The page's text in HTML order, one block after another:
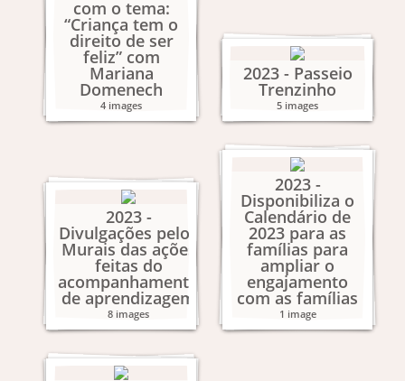
com o tema:
“Criança tem o
direito de ser
feliz” com
Mariana
Domenech
4 images
2023 - Passeio
Trenzinho
5 images
2023 -
Divulgações pelos
Murais das ações
feitas do
acompanhamento
de aprendizagem
8 images
2023 -
Disponibiliza o
Calendário de
2023 para as
famílias para
ampliar o
engajamento
com as famílias
1 image